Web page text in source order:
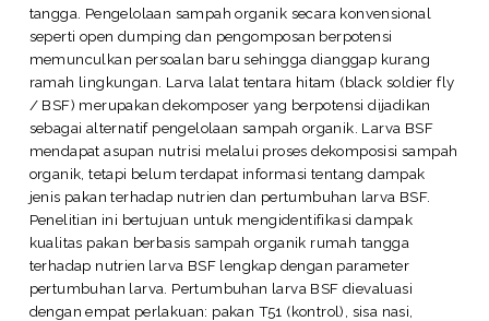
tangga. Pengelolaan sampah organik secara konvensional
seperti open dumping dan pengomposan berpotensi
memunculkan persoalan baru sehingga dianggap kurang
ramah lingkungan. Larva lalat tentara hitam (black soldier fly
/ BSF) merupakan dekomposer yang berpotensi dijadikan
sebagai alternatif pengelolaan sampah organik. Larva BSF
mendapat asupan nutrisi melalui proses dekomposisi sampah
organik, tetapi belum terdapat informasi tentang dampak
jenis pakan terhadap nutrien dan pertumbuhan larva BSF.
Penelitian ini bertujuan untuk mengidentifikasi dampak
kualitas pakan berbasis sampah organik rumah tangga
terhadap nutrien larva BSF lengkap dengan parameter
pertumbuhan larva. Pertumbuhan larva BSF dievaluasi
dengan empat perlakuan: pakan T51 (kontrol), sisa nasi,